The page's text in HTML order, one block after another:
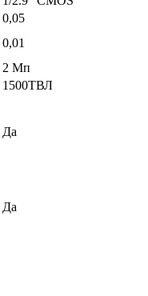
0,05
0,01
2 Мп
1500ТВЛ
Да
Да